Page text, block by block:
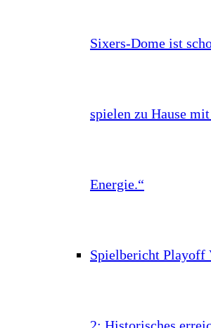
Sixers-Dome ist
spielen zu Hause
Energie.“
Spielbericht Playoff